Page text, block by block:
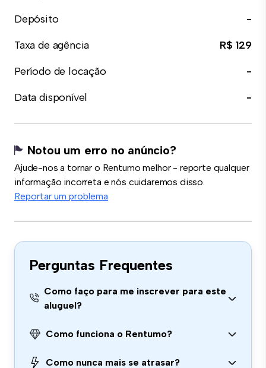
Depósito
-
Taxa de agência
R$ 129
Período de locação
-
Data disponível
-
Notou um erro no anúncio?
Ajude-nos a tornar o Rentumo melhor - reporte qualquer
informação incorreta e nós cuidaremos disso.
Reportar um problema
Perguntas Frequentes
Como faço para me inscrever para este
aluguel?
Como funciona o Rentumo?
Como nunca mais se atrasar?